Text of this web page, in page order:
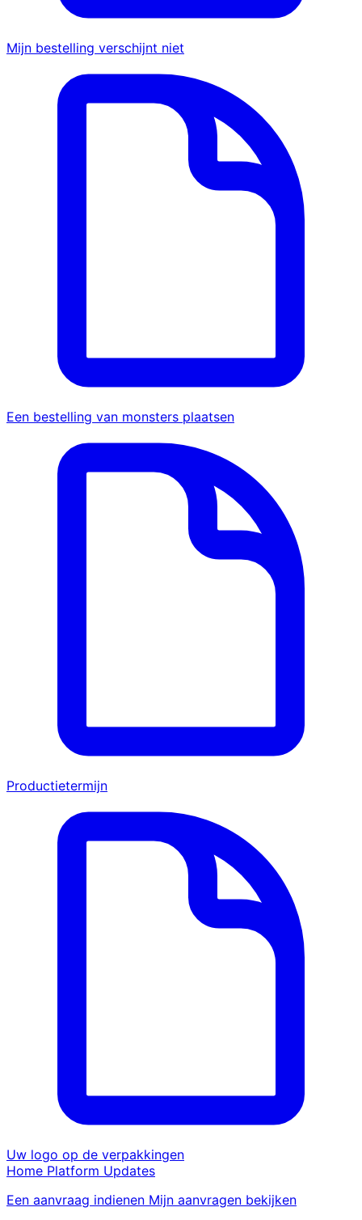
Mijn bestelling verschijnt niet
Een bestelling van monsters plaatsen
Productietermijn
Uw logo op de verpakkingen
Home Platform Updates
Een aanvraag indienen Mijn aanvragen bekijken